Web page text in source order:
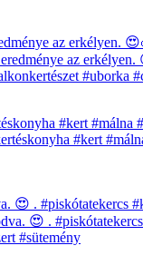
az erkélyen.
#kert #málna
😍 . #piskótatekercs